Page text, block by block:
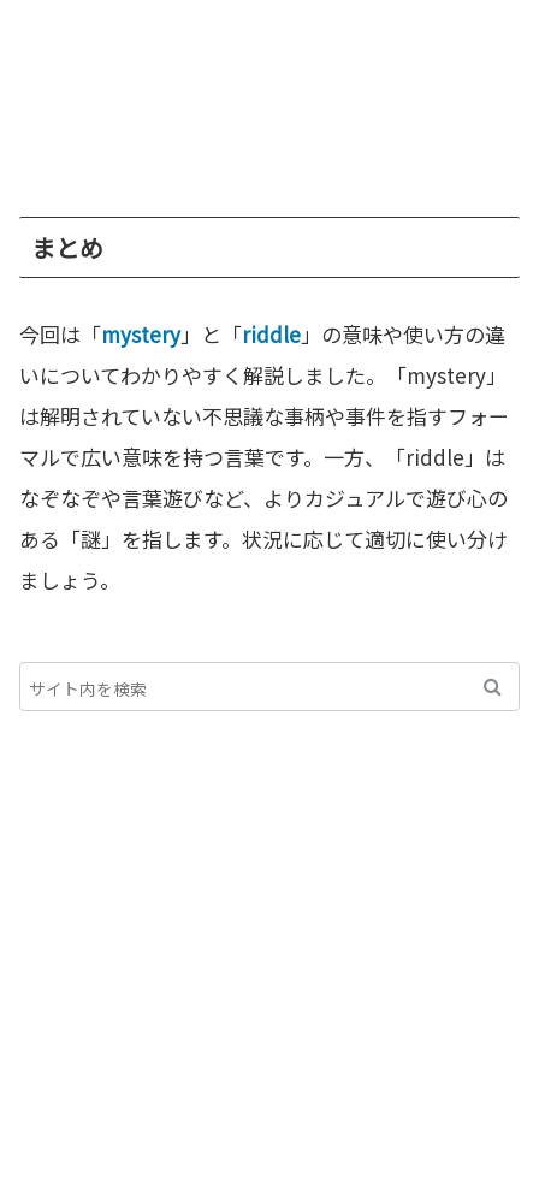
まとめ
今回は「mystery」と「riddle」の意味や使い方の違
いについてわかりやすく解説しました。「mystery」
は解明されていない不思議な事柄や事件を指すフォー
マルで広い意味を持つ言葉です。一方、「riddle」は
なぞなぞや言葉遊びなど、よりカジュアルで遊び心の
ある「謎」を指します。状況に応じて適切に使い分け
ましょう。